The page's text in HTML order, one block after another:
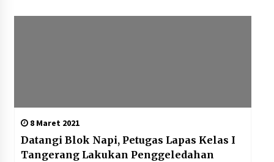
8 Maret 2021
Datangi Blok Napi, Petugas Lapas Kelas I
Tangerang Lakukan Penggeledahan